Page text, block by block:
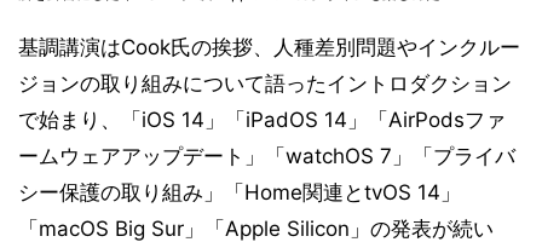
基調講演はCook氏の挨拶、人種差別問題やインクルー
ジョンの取り組みについて語ったイントロダクション
で始まり、「iOS 14」「iPadOS 14」「AirPodsファ
ームウェアアップデート」「watchOS 7」「プライバ
シー保護の取り組み」「Home関連とtvOS 14」
「macOS Big Sur」「Apple Silicon」の発表が続い